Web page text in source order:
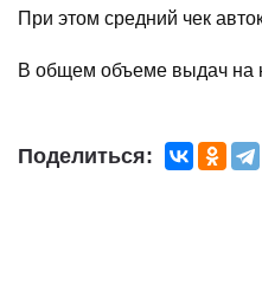
При этом средний чек
В общем объеме выдач
Поделиться: